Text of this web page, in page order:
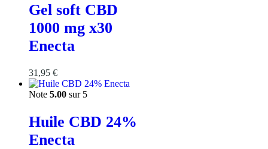
Gel soft CBD
1000 mg x30
Enecta
31,95 €
Note 5.00 sur 5
Huile CBD 24%
Enecta